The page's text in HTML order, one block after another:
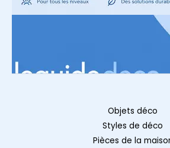
Objets déco
Styles de déco
Pièces de la